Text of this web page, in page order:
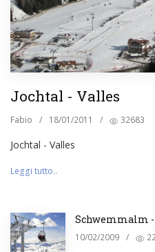
Jochtal - Valles
Fabio / 18/01/2011 / 32683
Jochtal - Valles
Leggi tutto..
Schwemmalm
10/02/2009 /